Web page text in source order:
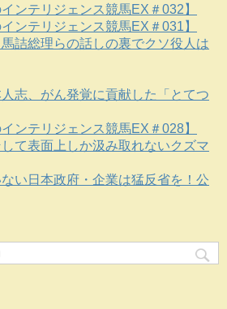
ンテリジェンス競馬EX＃032】
ンテリジェンス競馬EX＃031】
詰総理らの話しの裏でクソ役人は
志、がん発覚に貢献した「とてつ
ンテリジェンス競馬EX＃028】
て表面上しか汲み取れないクズマ
い日本政府・企業は猛反省を！公